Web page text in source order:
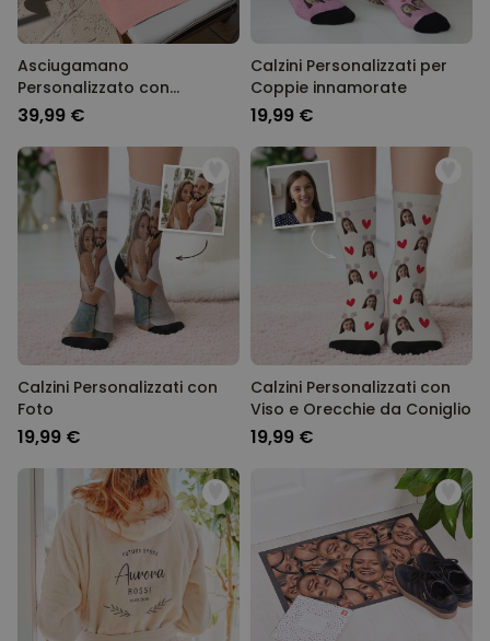
Asciugamano
Personalizzato con
Illustrazione IA
39,99 €
Calzini Personalizzati per
Coppie innamorate
19,99 €
Calzini Personalizzati con
Foto
19,99 €
Calzini Personalizzati con
Viso e Orecchie da Coniglio
19,99 €